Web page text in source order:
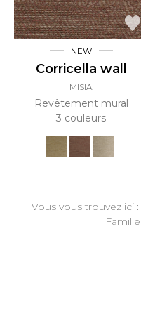
NEW
Corricella wall
MISIA
Revêtement mural
3 couleurs
Vous vous trouvez ici :
Famille